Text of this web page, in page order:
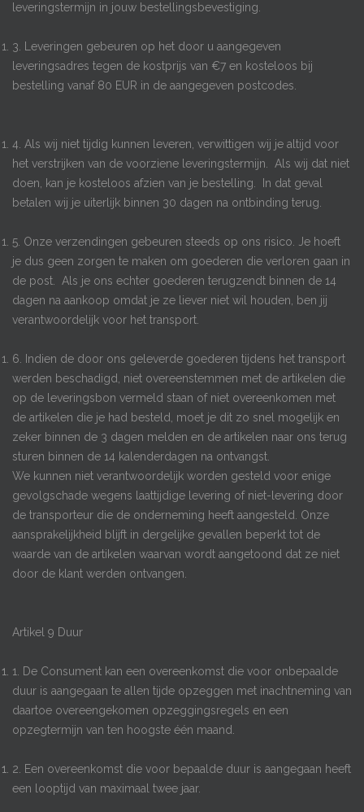
leveringstermijn in jouw bestellingsbevestiging.
3. Leveringen gebeuren op het door u aangegeven
leveringsadres tegen de kostprijs van €7 en kosteloos bij
bestelling vanaf 80 EUR in de aangegeven postcodes.
4. Als wij niet tijdig kunnen leveren, verwittigen wij je altijd voor
het verstrijken van de voorziene leveringstermijn. Als wij dat niet
doen, kan je kosteloos afzien van je bestelling. In dat geval
betalen wij je uiterlijk binnen 30 dagen na ontbinding terug.
5. Onze verzendingen gebeuren steeds op ons risico. Je hoeft
je dus geen zorgen te maken om goederen die verloren gaan in
de post. Als je ons echter goederen terugzendt binnen de 14
dagen na aankoop omdat je ze liever niet wil houden, ben jij
verantwoordelijk voor het transport.
6. Indien de door ons geleverde goederen tijdens het transport
werden beschadigd, niet overeenstemmen met de artikelen die
op de leveringsbon vermeld staan of niet overeenkomen met
de artikelen die je had besteld, moet je dit zo snel mogelijk en
zeker binnen de 3 dagen melden en de artikelen naar ons terug
sturen binnen de 14 kalenderdagen na ontvangst.
We kunnen niet verantwoordelijk worden gesteld voor enige
gevolgschade wegens laattijdige levering of niet-levering door
de transporteur die de onderneming heeft aangesteld. Onze
aansprakelijkheid blijft in dergelijke gevallen beperkt tot de
waarde van de artikelen waarvan wordt aangetoond dat ze niet
door de klant werden ontvangen.
Artikel 9 Duur
1. De Consument kan een overeenkomst die voor onbepaalde
duur is aangegaan te allen tijde opzeggen met inachtneming van
daartoe overeengekomen opzeggingsregels en een
opzegtermijn van ten hoogste één maand.
2. Een overeenkomst die voor bepaalde duur is aangegaan heeft
een looptijd van maximaal twee jaar.